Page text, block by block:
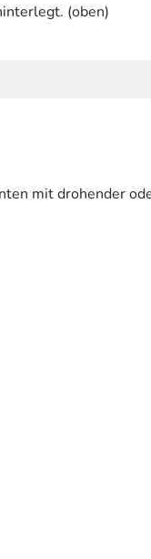
(oben)
mit drohender